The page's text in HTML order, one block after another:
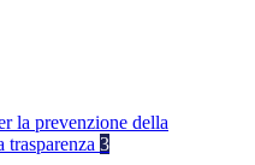
la prevenzione della
trasparenza 3